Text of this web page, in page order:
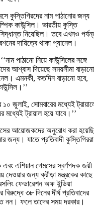
কুস্তিগিরদের নাম পাঠানোর জন্য
কাউন্সিল। ভারতীয় কুস্তি
নিয়েছিল। তবে এখনও
দায়িত্বে থাকা প্যানেল।
পাঠানো নিয়ে কাউন্সিলের সঙ্গে
আশ্বাস দিয়েছে সময়সীমা বাড়ানো
এমনকী, কতদিন বাড়ানো হবে,
জুলাই, সোমবারের মধ্যেই
ট্রায়াল হয়ে যাবে।’’
আয়োজকদের অনুরোধ করা
জন্য। যাতে প্রতিবাদী কুস্তিগিররা
এবং এশিয়ান গেমসের স্বর্ণপদক জয়ী
জন্য ক্রীড়া মন্ত্রকের কাছে
ফেডারেশন অফ ইন্ডিয়া
৩৮ দিনের দীর্ঘ প্রতিবাদের
নন। ফলে তাদের সময় দরকার।